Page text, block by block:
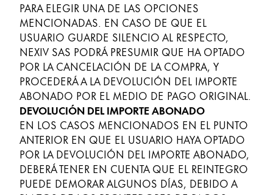
PARA ELEGIR UNA DE LAS OPCIONES
MENCIONADAS. EN CASO DE QUE EL
USUARIO GUARDE SILENCIO AL RESPECTO,
NEXIV SAS PODRÁ PRESUMIR QUE HA OPTADO
POR LA CANCELACIÓN DE LA COMPRA, Y
PROCEDERÁ A LA DEVOLUCIÓN DEL IMPORTE
ABONADO POR EL MEDIO DE PAGO ORIGINAL.
DEVOLUCIÓN DEL IMPORTE ABONADO
EN LOS CASOS MENCIONADOS EN EL PUNTO
ANTERIOR EN QUE EL USUARIO HAYA OPTADO
POR LA DEVOLUCIÓN DEL IMPORTE ABONADO,
DEBERÁ TENER EN CUENTA QUE EL REINTEGRO
PUEDE DEMORAR ALGUNOS DÍAS, DEBIDO A